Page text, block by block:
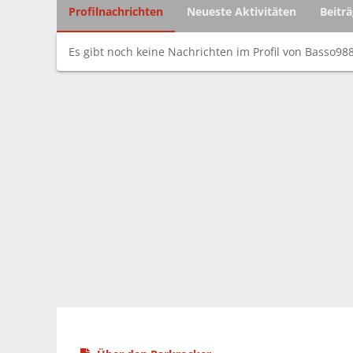
Profilnachrichten Neueste Aktivitäten
Es gibt noch keine Nachrichten im Profil von